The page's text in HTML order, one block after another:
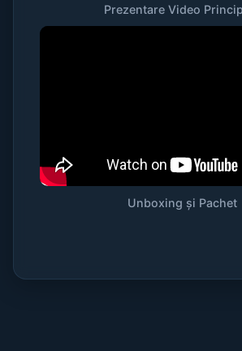
Prezentare Video
Unboxing și Pachet